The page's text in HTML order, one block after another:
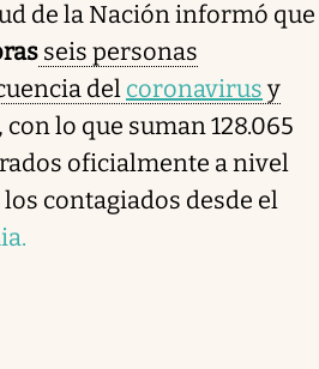
de la Nación informó que
seis personas
del coronavirus y
, con lo que suman 128.065
oficialmente a nivel
los contagiados desde el